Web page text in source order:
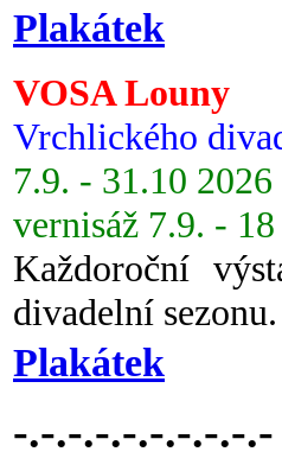
Plakátek
VOSA Louny
Vrchlického
7.9. - 31.10 2026
vernisáž 7.9. -
Každoroční
divadelní sezonu.
Plakátek
-.-.-.-.-.-.-.-.-.-